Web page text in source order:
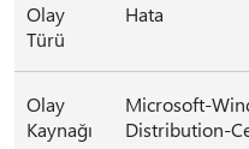
Olay
Türü
Hata
Olay
Kaynağı
Microsoft-
Distribution-